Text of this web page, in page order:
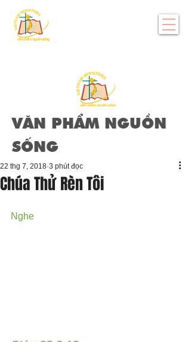
VĂN PHẨM NGUỒN
SỐNG
Chúa Thử Rèn Tôi
22 thg 7, 2018 3 phút đọc
Nghe